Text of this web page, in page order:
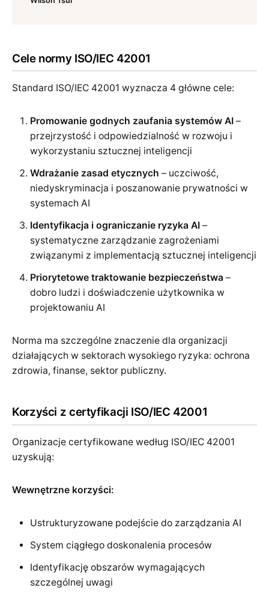
Cele normy ISO/IEC 42001
Standard ISO/IEC 42001 wyznacza 4 główne cele:
Promowanie godnych zaufania systemów AI –
przejrzystość i odpowiedzialność w rozwoju i
wykorzystaniu sztucznej inteligencji
Wdrażanie zasad etycznych – uczciwość,
niedyskryminacja i poszanowanie prywatności w
systemach AI
Identyfikacja i ograniczanie ryzyka AI –
systematyczne zarządzanie zagrożeniami
związanymi z implementacją sztucznej inteligencji
Priorytetowe traktowanie bezpieczeństwa –
dobro ludzi i doświadczenie użytkownika w
projektowaniu AI
Norma ma szczególne znaczenie dla organizacji
działających w sektorach wysokiego ryzyka: ochrona
zdrowia, finanse, sektor publiczny.
Korzyści z certyfikacji ISO/IEC 42001
Organizacje certyfikowane według ISO/IEC 42001
uzyskują:
Wewnętrzne korzyści:
Ustrukturyzowane podejście do zarządzania AI
System ciągłego doskonalenia procesów
Identyfikację obszarów wymagających
szczególnej uwagi